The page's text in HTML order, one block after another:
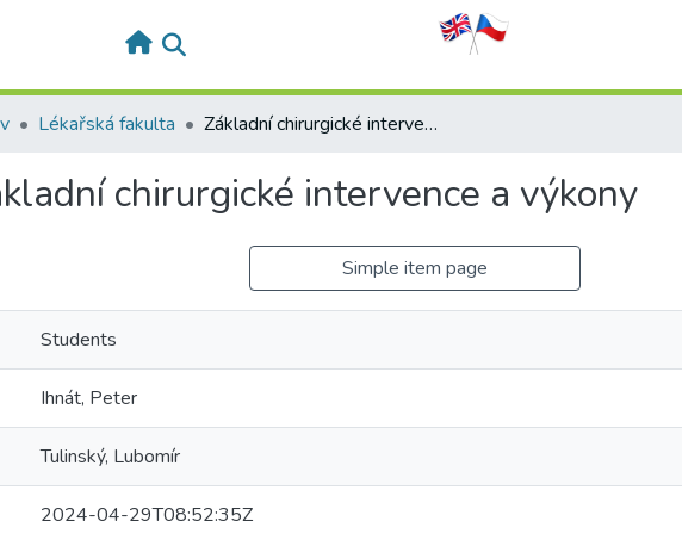
Lékařská fakulta Základní chirurgické intervence a výkony
chirurgické intervence a výkony
Simple item page
Students
Ihnát, Peter
Tulinský, Lubomír
2024-04-29T08:52:35Z